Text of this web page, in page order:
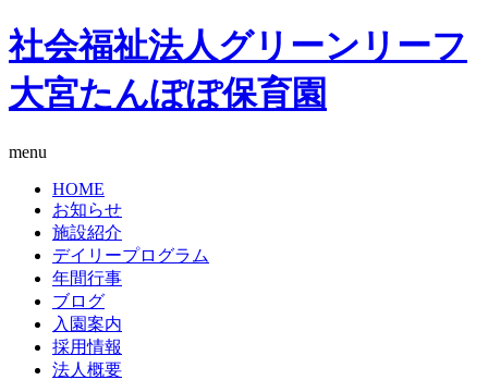
社会福祉法人グリーンリーフ
大宮たんぽぽ保育園
menu
HOME
お知らせ
施設紹介
デイリープログラム
年間行事
ブログ
入園案内
採用情報
法人概要